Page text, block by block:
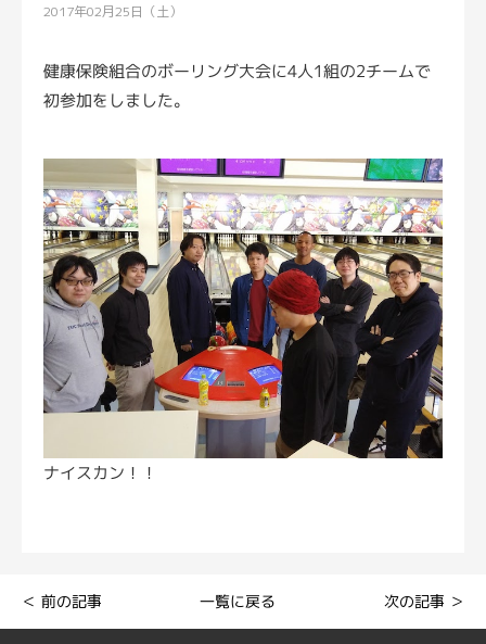
2017年02月25日（土）
健康保険組合のボーリング大会に4人1組の2チームで
初参加をしました。
ナイスカン！！
＜ 前の記事 一覧に戻る 次の記事 ＞